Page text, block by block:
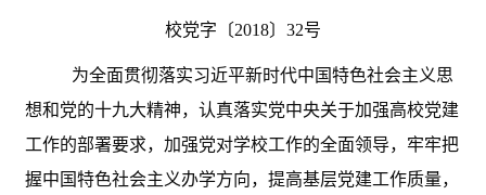
校党字〔2018〕32号
为全面贯彻落实习近平新时代中国特色社会主义思
想和党的十九大精神，认真落实党中央关于加强高校党建
工作的部署要求，加强党对学校工作的全面领导，牢牢把
握中国特色社会主义办学方向，提高基层党建工作质量，